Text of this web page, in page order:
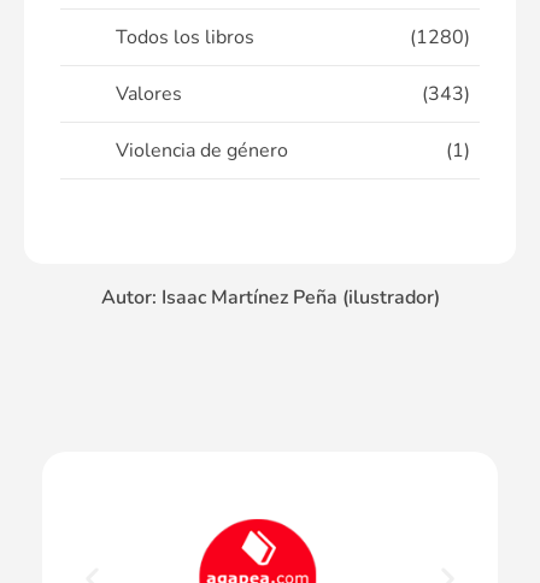
Todos los libros (1280)
Valores (343)
Violencia de género (1)
Autor: Isaac Martínez Peña (ilustrador)